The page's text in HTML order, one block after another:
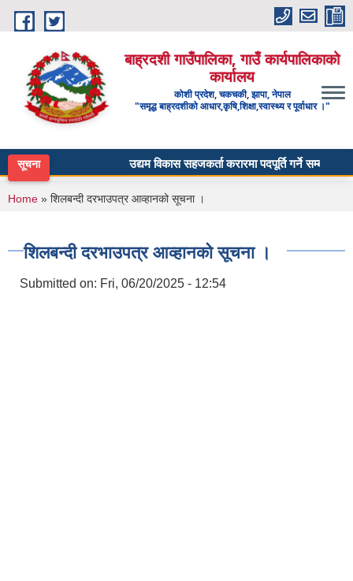
Skip to main content
बाह्रदशी गाउँपालिका, गाउँ कार्यपालिकाको
कार्यालय
कोशी प्रदेश, चकचकी, झापा, नेपाल
"समृद्ध बाह्रदशीको आधार,कृषि,शिक्षा,स्वास्थ्य र पूर्वाधार ।"
सूचना उद्यम विकास सहजकर्ता करारमा पदपूर्ति गर्ने सम्बन्धी
You are here
Home » शिलबन्दी दरभाउपत्र आव्हानको सूचना ।
शिलबन्दी दरभाउपत्र आव्हानको सूचना ।
Submitted on: Fri, 06/20/2025 - 12:54